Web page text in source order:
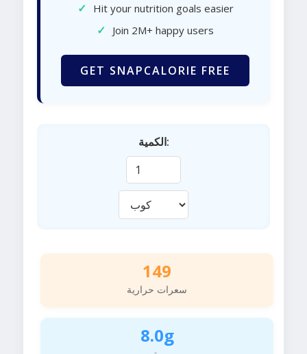
✓ Hit your nutrition goals easier
✓ Join 2M+ happy users
GET SNAPCALORIE FREE
الكمية:
149
سعرات حرارية
8.0g